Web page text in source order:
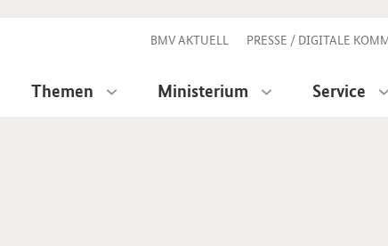
BMV AKTUELL PRESSE / DIGITALE
Themen Ministerium Service